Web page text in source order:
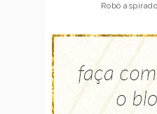
Robô